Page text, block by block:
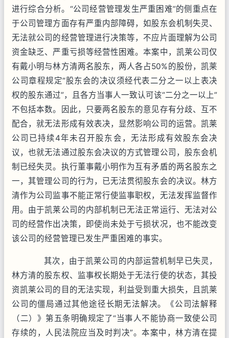
进行综合分析。“公司经营管理发生严重困难”的侧重点在
于公司管理方面存有严重内部障碍，如股东会机制失灵、
无法就公司的经营管理进行决策等，不应片面理解为公司
资金缺乏、严重亏损等经营性困难。本案中，凯莱公司仅
有戴小明与林方清两名股东，两人各占50%的股份，凯莱
公司章程规定“股东会的决议须经代表二分之一以上表决
权的股东通过”，且各方当事人一致认可该“二分之一以上”
不包括本数。因此，只要两名股东的意见存有分歧、互不
配合，就无法形成有效表决，显然影响公司的运营。凯莱
公司已持续4年未召开股东会，无法形成有效股东会决
议，也就无法通过股东会决议的方式管理公司，股东会机
制已经失灵。执行董事戴小明作为互有矛盾的两名股东之
一，其管理公司的行为，已无法贯彻股东会的决议。林方
清作为公司监事不能正常行使监事职权，无法发挥监督作
用。由于凯莱公司的内部机制已无法正常运行、无法对公
司的经营作出决策，即使尚未处于亏损状况，也不能改变
该公司的经营管理已发生严重困难的事实。
其次，由于凯莱公司的内部运营机制早已失灵，
林方清的股东权、监事权长期处于无法行使的状态，其投
资凯莱公司的目的无法实现，利益受到重大损失，且凯莱
公司的僵局通过其他途径长期无法解决。《公司法解释
（二）》第五条明确规定了“当事人不能协商一致使公司
存续的，人民法院应当及时判决”。本案中，林方清在提